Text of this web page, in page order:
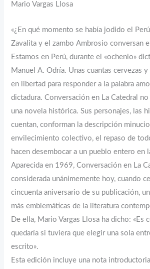
Mario Vargas Llosa
«¿En qué momento se había jodido el
Zavalita y el zambo Ambrosio conversan
Estamos en Perú, durante el «ochenio»
Manuel A. Odría. Unas cuantas cervezas
en libertad para responder a la palabra
dictadura. Conversación en La Catedral
una novela histórica. Sus personajes, las
cuentan, conforman la descripción
envilecimiento colectivo, el repaso de
hacen desembocar a un pueblo entero en
Aparecida en 1969, Conversación en La
considerada unánimemente hoy, cuando
cincuenta aniversario de su publicación,
más emblemáticas de la literatura
De ella, Mario Vargas Llosa ha dicho: «Es
quedaría si tuviera que elegir una sola
escrito».
Esta edición incluye una nota